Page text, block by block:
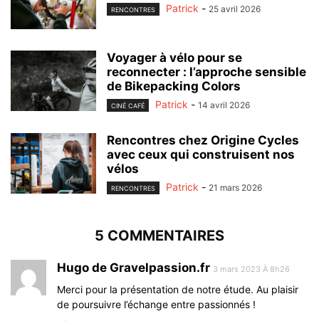
RENCONTRES Patrick - 25 avril 2026
Voyager à vélo pour se
reconnecter : l’approche sensible
de Bikepacking Colors
CINÉ CAFÉ Patrick - 14 avril 2026
Rencontres chez Origine Cycles
avec ceux qui construisent nos
vélos
RENCONTRES Patrick - 21 mars 2026
5 COMMENTAIRES
Hugo de Gravelpassion.fr 3 mars 2023 À 8h26
Merci pour la présentation de notre étude. Au plaisir
de poursuivre l’échange entre passionnés !